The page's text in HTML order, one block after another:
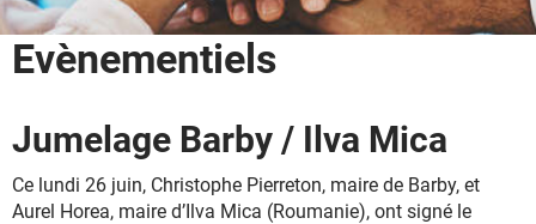
Evènementiels
Jumelage Barby / Ilva Mica
Ce lundi 26 juin, Christophe Pierreton, maire de Barby, et
Aurel Horea, maire d’Ilva Mica (Roumanie), ont signé le